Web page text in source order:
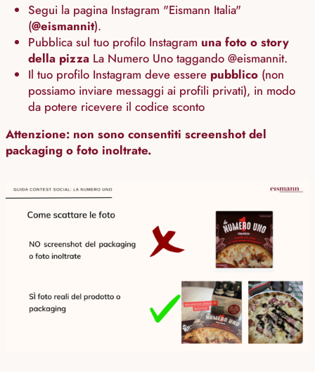
Segui la pagina Instagram "Eismann Italia"
(@eismannit).
Pubblica sul tuo profilo Instagram una foto o story
della pizza La Numero Uno taggando @eismannit.
Il tuo profilo Instagram deve essere pubblico (non
possiamo inviare messaggi ai profili privati), in modo
da potere ricevere il codice sconto
Attenzione: non sono consentiti screenshot del
packaging o foto inoltrate.